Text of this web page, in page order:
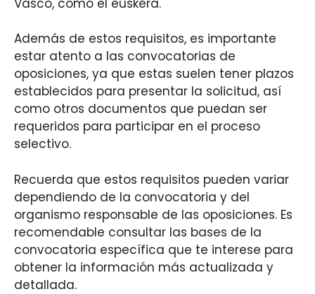
Además de estos requisitos, es importante
estar atento a las convocatorias de
oposiciones, ya que estas suelen tener plazos
establecidos para presentar la solicitud, así
como otros documentos que puedan ser
requeridos para participar en el proceso
selectivo.
Recuerda que estos requisitos pueden variar
dependiendo de la convocatoria y del
organismo responsable de las oposiciones. Es
recomendable consultar las bases de la
convocatoria específica que te interese para
obtener la información más actualizada y
detallada.